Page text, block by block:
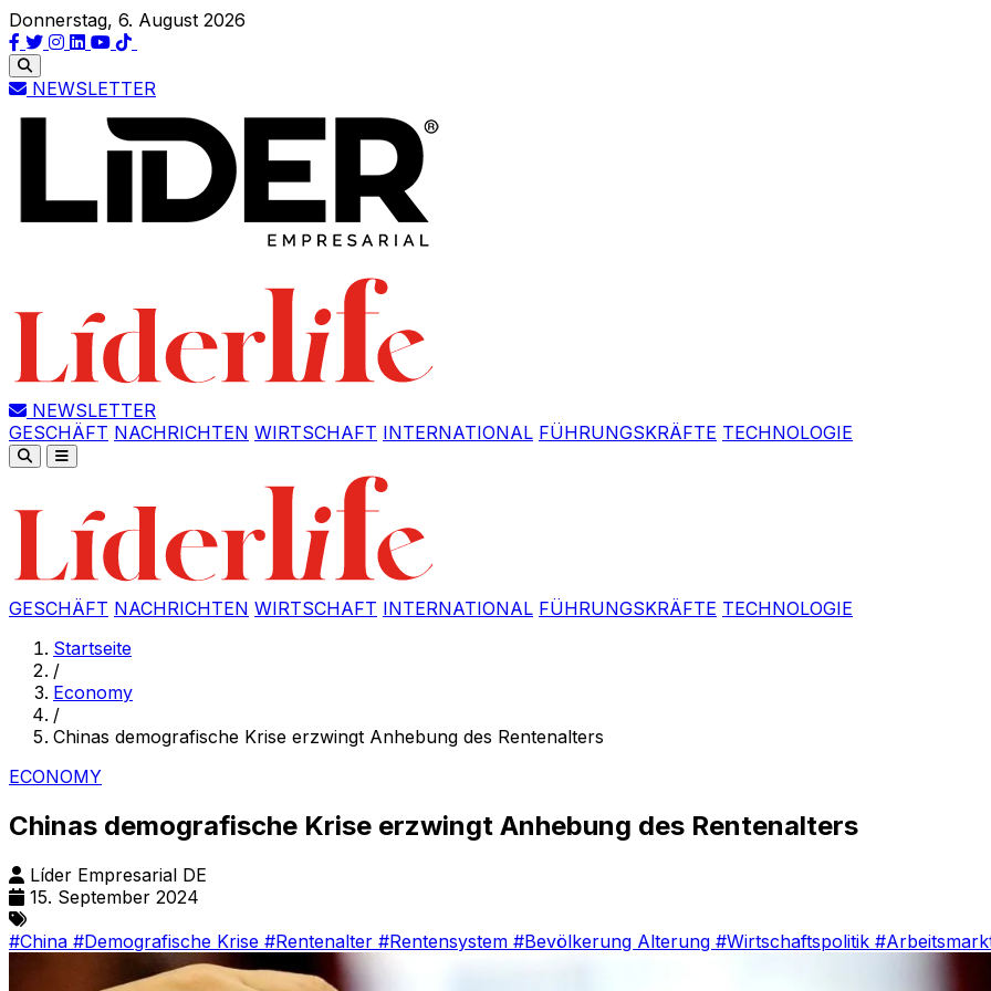
Donnerstag, 6. August 2026
NEWSLETTER
NEWSLETTER
GESCHÄFT NACHRICHTEN WIRTSCHAFT INTERNATIONAL FÜHRUNGSKRÄFTE TECHNOLOGIE
GESCHÄFT NACHRICHTEN WIRTSCHAFT INTERNATIONAL FÜHRUNGSKRÄFTE TECHNOLOGIE
Startseite
/
Economy
/
Chinas demografische Krise erzwingt Anhebung des Rentenalters
ECONOMY
Chinas demografische Krise erzwingt Anhebung des Rentenalters
Líder Empresarial DE
15. September 2024
#China #Demografische Krise #Rentenalter #Rentensystem #Bevölkerung Alterung #Wirtschaftspolitik